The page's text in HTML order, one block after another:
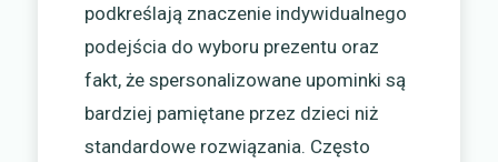
podkreślają znaczenie indywidualnego
podejścia do wyboru prezentu oraz
fakt, że spersonalizowane upominki są
bardziej pamiętane przez dzieci niż
standardowe rozwiązania. Często